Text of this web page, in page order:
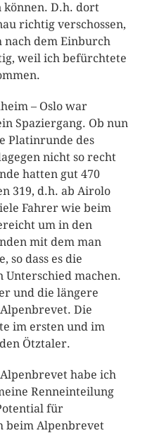
D.h. dort
richtig verschossen,
dem Einburch
weil ich befürchtete
– Oslo war
Spaziergang. Ob nun
Platinrunde des
nicht so recht
hatten gut 470
319, d.h. ab Airolo
Fahrer wie beim
um in den
mit dem man
so dass es die
Unterschied machen.
und die längere
Die
im ersten und im
Ötztaler.
habe ich
Renneinteilung
für
beim Alpenbrevet